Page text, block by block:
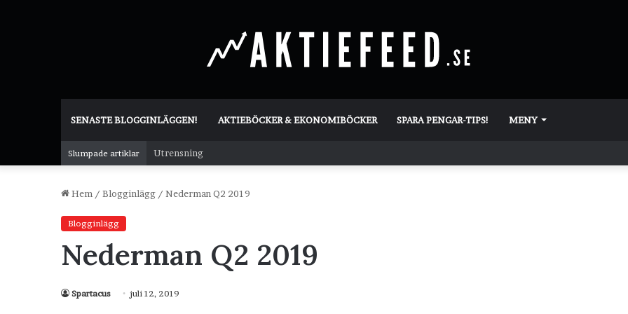
SENASTE BLOGGINLÄGGEN! AKTIEBÖCKER & EKONOMIBÖCKER SPARA PENGAR-TIPS! MENY
Slumpade artiklar Utrensning
Hem / Blogginlägg / Nederman Q2 2019
Blogginlägg
Nederman Q2 2019
Spartacus juli 12, 2019